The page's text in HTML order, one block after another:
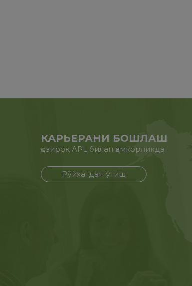
КАРЬЕРАНИ БОШЛАШ
ҳозироқ APL билан ҳамкорликда
Рўйхатдан ўтиш